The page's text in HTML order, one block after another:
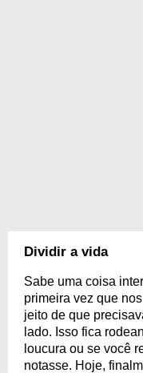
Dividir a vida
Sabe uma coisa
primeira vez que
jeito de que
lado. Isso fica
loucura ou se você
notasse. Hoje,